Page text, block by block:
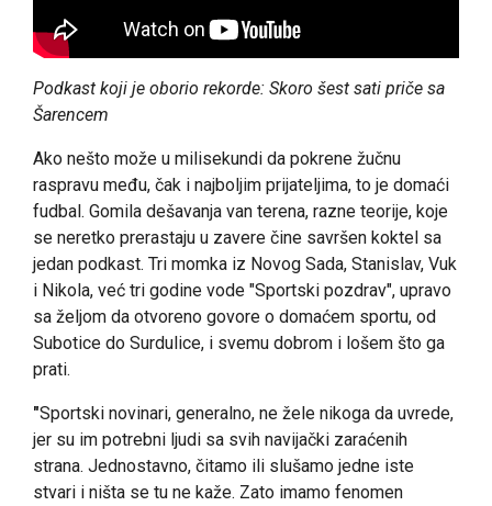
Podkast koji je oborio rekorde: Skoro šest sati priče sa
Šarencem
Ako nešto može u milisekundi da pokrene žučnu
raspravu među, čak i najboljim prijateljima, to je domaći
fudbal. Gomila dešavanja van terena, razne teorije, koje
se neretko prerastaju u zavere čine savršen koktel sa
jedan podkast. Tri momka iz Novog Sada, Stanislav, Vuk
i Nikola, već tri godine vode "Sportski pozdrav", upravo
sa željom da otvoreno govore o domaćem sportu, od
Subotice do Surdulice, i svemu dobrom i lošem što ga
prati.
"Sportski novinari, generalno, ne žele nikoga da uvrede,
jer su im potrebni ljudi sa svih navijački zaraćenih
strana. Jednostavno, čitamo ili slušamo jedne iste
stvari i ništa se tu ne kaže. Zato imamo fenomen